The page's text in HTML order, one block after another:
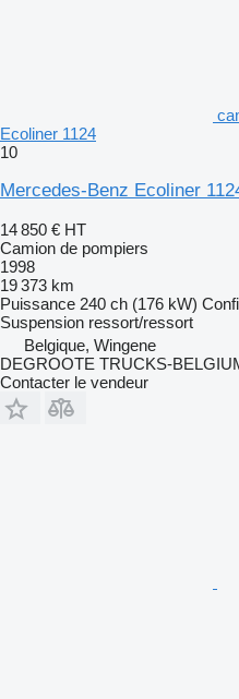
Ecoliner 1124
10
Mercedes-Benz Ecoliner
14 850 € HT
Camion de pompiers
1998
19 373 km
Puissance 240 ch (176 kW)
Suspension ressort/ressort
Belgique, Wingene
DEGROOTE TRUCKS-
Contacter le vendeur